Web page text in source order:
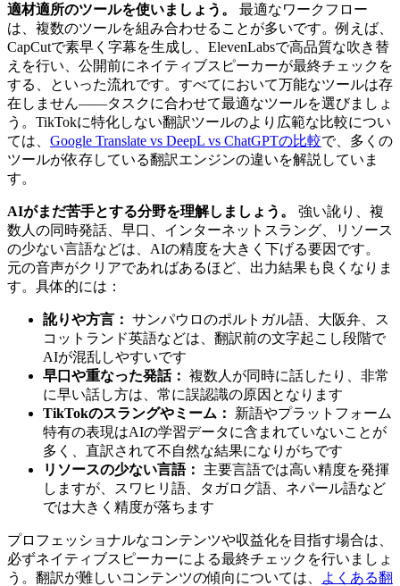
適材適所のツールを使いましょう。
最適なワークフロー
は、複数のツールを組み合わせることが多いです。例えば、
CapCutで素早く字幕を生成し、ElevenLabsで高品質な吹き替
えを行い、公開前にネイティブスピーカーが最終チェックを
する、といった流れです。すべてにおいて万能なツールは存
在しません——タスクに合わせて最適なツールを選びましょ
う。TikTokに特化しない翻訳ツールのより広範な比較につい
ては、 Google Translate vs DeepL vs ChatGPTの比較で、多くの
ツールが依存している翻訳エンジンの違いを解説していま
す。
AIがまだ苦手とする分野を理解しましょう。
強い訛り、複
数人の同時発話、早口、インターネットスラング、リソース
の少ない言語などは、AIの精度を大きく下げる要因です。
元の音声がクリアであればあるほど、出力結果も良くなりま
す。具体的には：
訛りや方言： サンパウロのポルトガル語、大阪弁、ス
コットランド英語などは、翻訳前の文字起こし段階で
AIが混乱しやすいです
早口や重なった発話： 複数人が同時に話したり、非常
に早い話し方は、常に誤認識の原因となります
TikTokのスラングやミーム：
新語やプラットフォーム
特有の表現はAIの学習データに含まれていないことが
多く、直訳されて不自然な結果になりがちです
リソースの少ない言語：
主要言語では高い精度を発揮
しますが、スワヒリ語、タガログ語、ネパール語など
では大きく精度が落ちます
プロフェッショナルなコンテンツや収益化を目指す場合は、
必ずネイティブスピーカーによる最終チェックを行いましょ
う。翻訳が難しいコンテンツの傾向については、
よくある翻